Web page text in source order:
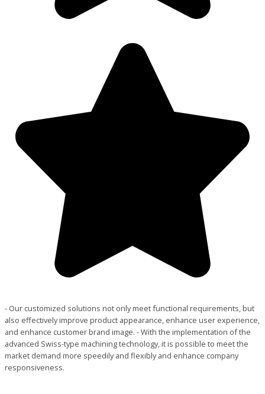
- Our customized solutions not only meet functional requirements, but
also effectively improve product appearance, enhance user experience,
and enhance customer brand image. - With the implementation of the
advanced Swiss-type machining technology, it is possible to meet the
market demand more speedily and flexibly and enhance company
responsiveness.